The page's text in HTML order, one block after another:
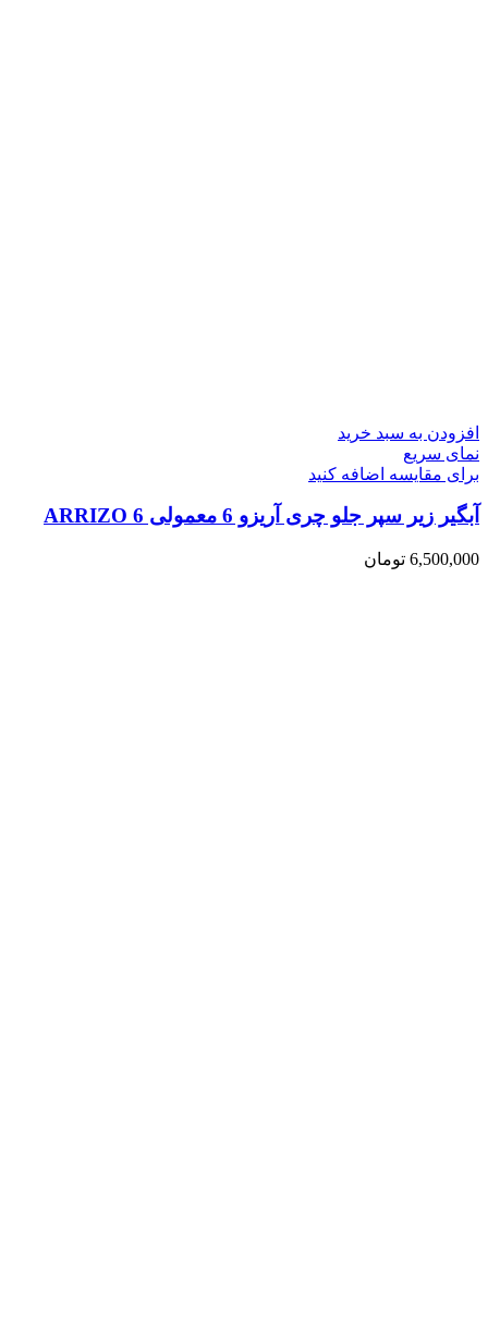
افزودن به سبد خرید
نمای سریع
برای مقایسه اضافه کنید
آبگیر زیر سپر جلو چری آریزو 6 معمولی ARRIZO 6
6,500,000 تومان